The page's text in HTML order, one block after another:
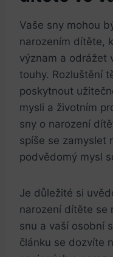
Vaše sny mohou
narozením dítěte,
význam a odrážet‌
touhy. Rozluštění
poskytnout
‌mysli a životním
sny ‍o narození
‌spíše se zamyslet
podvědomý mysl
Je důležité si
narození dítěte​ se
snu a vaší ⁣osobní
článku ‌se dozvíte